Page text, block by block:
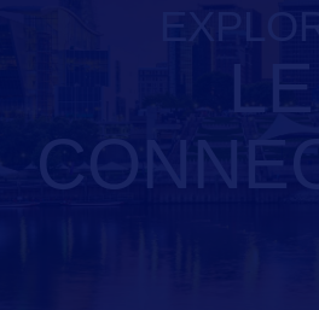
LE